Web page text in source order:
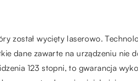
został wycięty laserowo.
dane zawarte na urządzeniu nie
123 stopni, to gwarancja